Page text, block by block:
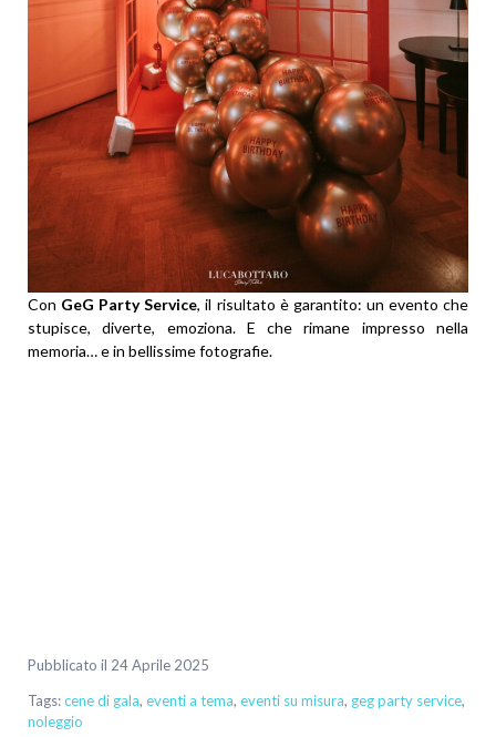
Con GeG Party Service, il risultato è garantito: un evento che
stupisce, diverte, emoziona. E che rimane impresso nella
memoria… e in bellissime fotografie.
Pubblicato il 24 Aprile 2025
Tags:cene di gala, eventi a tema, eventi su misura, geg party service,
noleggio